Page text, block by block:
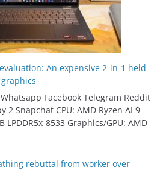
An expensive 2-in-1 held
Facebook Telegram Reddit
2 Snapchat CPU: AMD Ryzen AI 9
LPDDR5x-8533 Graphics/GPU: AMD
rebuttal from worker over